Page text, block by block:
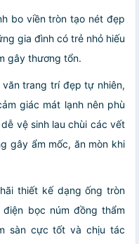
bo viền tròn tạo nét đẹp
gia đình có trẻ nhỏ hiếu
gây thương tổn.
trang trí đẹp tự nhiên,
giác mát lạnh nên phù
vệ sinh lau chùi các vết
gây ẩm mốc, ăn mòn khi
thiết kế dạng ống tròn
bọc núm đồng thẩm
sàn cực tốt và chịu tác